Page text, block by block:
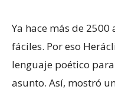
Ya hace más de 2500
fáciles. Por eso
lenguaje poético
asunto. Así, mostró